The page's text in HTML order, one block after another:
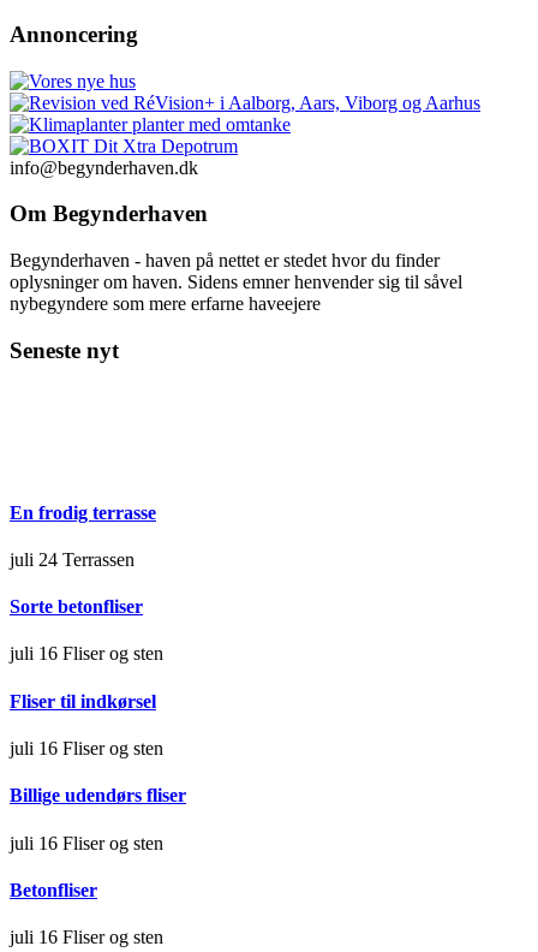
Annoncering
info@begynderhaven.dk
Om Begynderhaven
Begynderhaven - haven på nettet er stedet hvor du finder
oplysninger om haven. Sidens emner henvender sig til såvel
nybegyndere som mere erfarne haveejere
Seneste nyt
En frodig terrasse
juli 24 Terrassen
Sorte betonfliser
juli 16 Fliser og sten
Fliser til indkørsel
juli 16 Fliser og sten
Billige udendørs fliser
juli 16 Fliser og sten
Betonfliser
juli 16 Fliser og sten